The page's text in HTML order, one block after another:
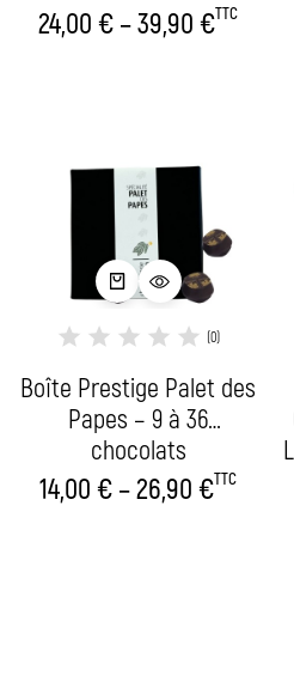
24,00€ –39,90€TTC
(0)
Boîte Prestige Palet des
Papes – 9 à 36
chocolats
14,00€ –26,90€TTC